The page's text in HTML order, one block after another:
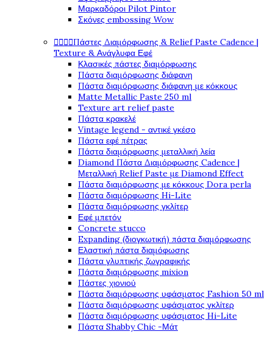
Μαρκαδόροι Pilot Pintor
Σκόνες embossing Wow
Πάστες Διαμόρφωσης & Relief Paste Cadence |
Texture & Ανάγλυφα Εφέ
Κλασικές πάστες διαμόρφωσης
Πάστα διαμόρφωσης διάφανη
Πάστα διαμόρφωσης διάφανη με κόκκους
Matte Metallic Paste 250 ml
Texture art relief paste
Πάστα κρακελέ
Vintage legend - αντικέ γκέσο
Πάστα εφέ πέτρας
Πάστα διαμόρφωσης μεταλλική λεία
Diamond Πάστα Διαμόρφωσης Cadence |
Μεταλλική Relief Paste με Diamond Effect
Πάστα διαμόρφωσης με κόκκους Dora perla
Πάστα διαμόρφωσης Hi-Lite
Πάστα διαμόρφωσης γκλίτερ
Εφέ μπετόν
Concrete stucco
Expanding (διογκωτική) πάστα διαμόρφωσης
Ελαστική πάστα διαμόφωσης
Πάστα γλυπτικής ζωγραφικής
Πάστα διαμόρφωσης mixion
Πάστες χιονιού
Πάστα διαμόρφωσης υφάσματος Fashion 50 ml
Πάστα διαμόρφωσης υφάσματος γκλίτερ
Πάστα διαμόρφωσης υφάσματος Hi-Lite
Πάστα Shabby Chic -Μάτ